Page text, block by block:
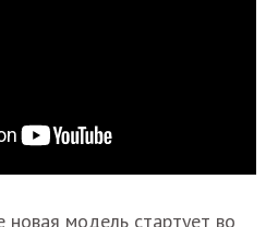
новая модель стартует во